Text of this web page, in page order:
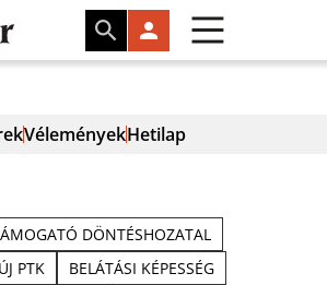
VéleményekHetilap
DÖNTÉSHOZATAL
ÚJ PTK
BELÁTÁSI KÉPESSÉG